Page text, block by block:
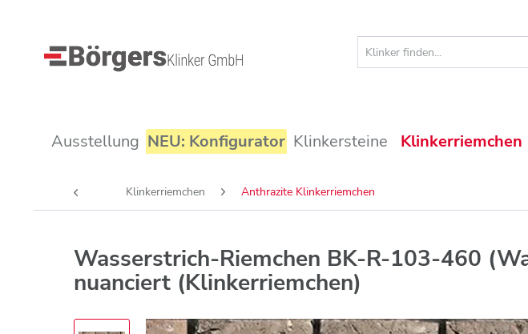
Ausstellung NEU: Konfigurator Klinkersteine Klinkerriemchen
Klinkerriemchen Anthrazite Klinkerriemchen
Wasserstrich-Riemchen BK-R-103-460
nuanciert (Klinkerriemchen)